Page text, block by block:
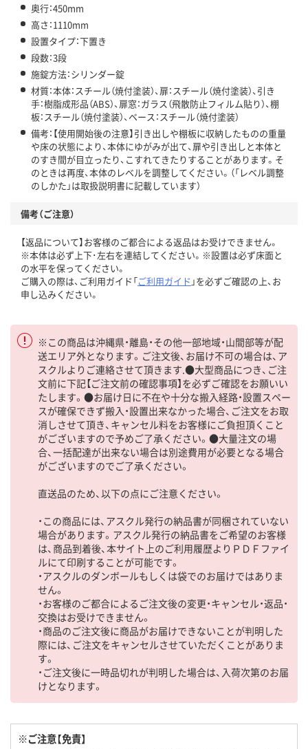
奥行：450mm
高さ：1110mm
設置タイプ：下置き
段数：3段
施錠方法：シリンダー錠
材質：本体：スチール（焼付塗装）、扉：スチール（焼付塗装）、引き
手：樹脂成形品（ABS）、扉窓：ガラス（飛散防止フィルム貼り）、棚
板：スチール（焼付塗装）、ベース：スチール（焼付塗装）
備考：【使用開始後の注意】引き出しや棚板に収納したものの重量
や床の状態により、本体にゆがみが出て、扉や引き出しと本体と
のすき間が目立ったり、こすれてきたりすることがあります。そ
のときは再度、本体のレベルを調整してください。（「レベル調整
のしかた」は取扱説明書に記載しています）
備考（ご注意）
【返品について】お客様のご都合による返品はお受けできません。
※本体は必ず上下･左右を連結してください。※設置は必ず床面と
の水平を保ってください。
ご購入の際は、ご利用ガイド「ご利用ガイド 」を必ずご確認の上、お
申し込みください。
※この商品は沖縄県・離島・その他一部地域・山間部等が配
送エリア外となります。ご注文後、お届け不可の場合は、ア
スクルよりご連絡させて頂きます.●大型商品につき、ご注
文前に下記【ご注文前の確認事項】を必ずご確認をお願いい
たします。●お届け日に不在や十分な搬入経路・設置スペー
スが確保できず搬入・設置出来なかった場合、ご注文をお取
消しさせて頂き、キャンセル料をお客様にご負担頂くこと
がございますので予めご了承ください。●大量注文の場
合、一括配達が出来ない場合は別途費用が必要となる場合
がございますのでご了承ください。
直送品のため、以下の点にご注意ください。
・この商品には、アスクル発行の納品書が同梱されていない
場合があります。アスクル発行の納品書をご希望のお客様
は、商品到着後、本サイト上のご利用履歴よりＰＤＦファイ
ルにて印刷することが可能です。
・アスクルのダンボールもしくは袋でのお届けではありま
せん。
・お客様のご都合によるご注文後の変更・キャンセル・返品・
交換はお受けできません。
・商品のご注文後に商品がお届けできないことが判明した
際には、ご注文をキャンセルさせていただくことがありま
す。
・ご注文後に一時品切れが判明した場合は、入荷次第のお届
けとなります。
※ご注意【免責】